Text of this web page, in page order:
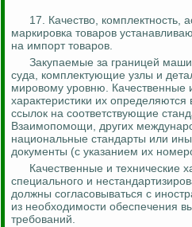
17. Качество, комплектность,
маркировка товаров
на импорт товаров.
Закупаемые за границей
суда, комплектующие узлы и
мировому уровню. Качественные
характеристики их
ссылок на соответствующие
Взаимопомощи, других
национальные стандарты или
документы (с указанием их
Качественные и технические
специального и
должны согласовываться с
из необходимости обеспечения
требований.